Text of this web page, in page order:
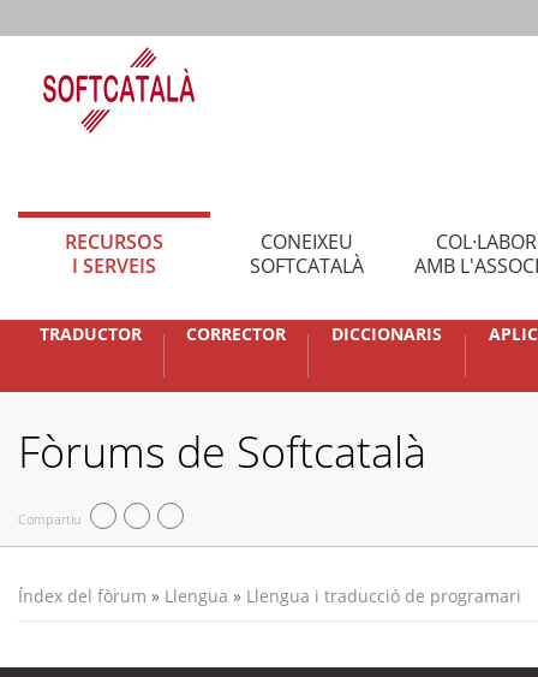
RECURSOS
I SERVEIS
CONEIXEU
SOFTCATALÀ
AMB
TRADUCTOR CORRECTOR DICCIONARIS
Fòrums de Softcatalà
Compartiu
Índex del fòrum » Llengua » Llengua i traducció de programari